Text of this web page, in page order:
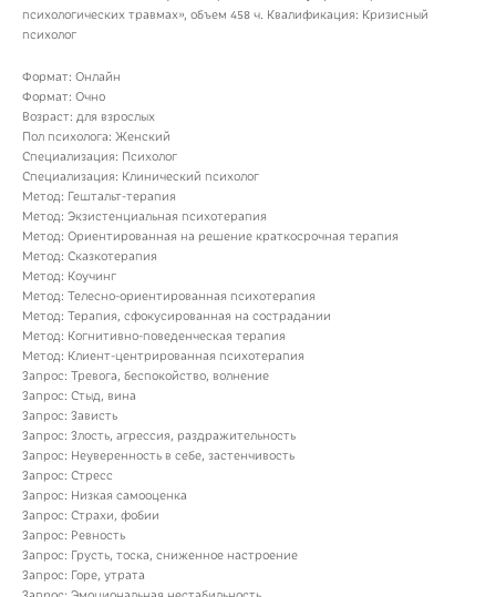
психологических травмах», объем 458 ч. Квалификация: Кризисный
психолог
Формат: Онлайн
Формат: Очно
Возраст: для взрослых
Пол психолога: Женский
Специализация: Психолог
Специализация: Клинический психолог
Метод: Гештальт-терапия
Метод: Экзистенциальная психотерапия
Метод: Ориентированная на решение краткосрочная терапия
Метод: Сказкотерапия
Метод: Коучинг
Метод: Телесно-ориентированная психотерапия
Метод: Терапия, сфокусированная на сострадании
Метод: Когнитивно-поведенческая терапия
Метод: Клиент-центрированная психотерапия
Запрос: Тревога, беспокойство, волнение
Запрос: Стыд, вина
Запрос: Зависть
Запрос: Злость, агрессия, раздражительность
Запрос: Неуверенность в себе, застенчивость
Запрос: Стресс
Запрос: Низкая самооценка
Запрос: Страхи, фобии
Запрос: Ревность
Запрос: Грусть, тоска, сниженное настроение
Запрос: Горе, утрата